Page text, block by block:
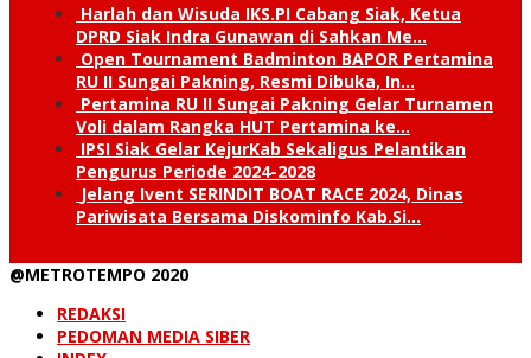
Harlah dan Wisuda IKS.PI Cabang Siak, Ketua
DPRD Siak Indra Gunawan di Sahkan Me…
Open Tournament Badminton BAPOR Pertamina
RU II Sungai Pakning, Resmi Dibuka, In…
Pertamina RU II Sungai Pakning Gelar Turnamen
Voli dalam Rangka HUT Pertamina ke…
IPSI Siak Gelar KejurKab Sekaligus Pelantikan
Pengurus Periode 2024-2028
Jelang Ivent SERINDIT BOAT RACE 2024, Dinas
Pariwisata Bersama Diskominfo Kab.Si…
@METROTEMPO 2020
REDAKSI
PEDOMAN MEDIA SIBER